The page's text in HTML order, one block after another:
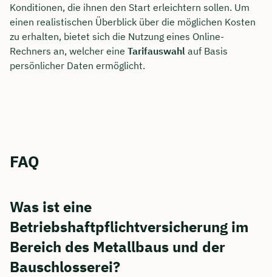
Konditionen, die ihnen den Start erleichtern sollen. Um
einen realistischen Überblick über die möglichen Kosten
zu erhalten, bietet sich die Nutzung eines Online-
Rechners an, welcher eine Tarifauswahl auf Basis
persönlicher Daten ermöglicht.
FAQ
Was ist eine
Betriebshaftpflichtversicherung im
Bereich des Metallbaus und der
Bauschlosserei?